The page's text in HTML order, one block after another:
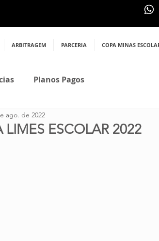
ARBITRAGEM PARCERIA COPA MINAS
Planos Pagos
LIMES ESCOLAR 2022
ago. de 2022